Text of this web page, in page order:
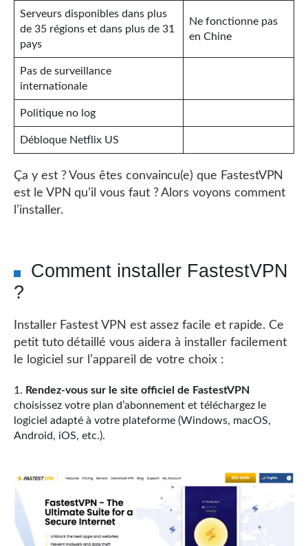
Serveurs disponibles dans plus
de 35 régions et dans plus de 31
pays
Ne fonctionne pas
en Chine
Pas de surveillance
internationale
Politique no log
Débloque Netflix US
Ça y est ? Vous êtes convaincu(e) que FastestVPN
est le VPN qu’il vous faut ? Alors voyons comment
l’installer.
Comment installer FastestVPN
?
Installer Fastest VPN est assez facile et rapide. Ce
petit tuto détaillé vous aidera à installer facilement
le logiciel sur l’appareil de votre choix :
Rendez-vous sur le site officiel de FastestVPN
choisissez votre plan d’abonnement et téléchargez le
logiciel adapté à votre plateforme (Windows, macOS,
Android, iOS, etc.).